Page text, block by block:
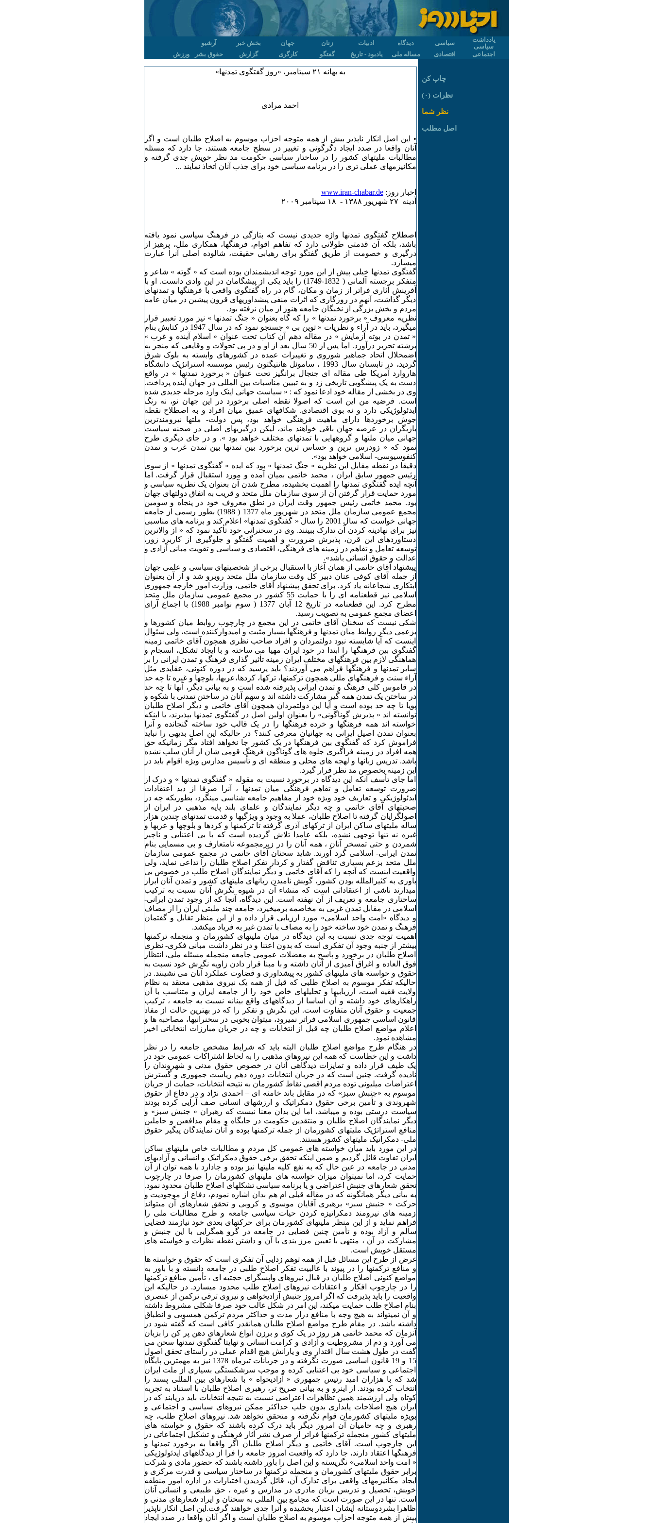
یادداشت
سیاسی
سیاسی دیدگاه ادبیات زنان جهان بخش خبر
آرشیو
اجتماعی
اقتصادی مساله ملی یادبود - تاریخ گفتگو کارگری گزارش حقوق بشر ورزش
به بهانه ۲۱ سپتامبر، «روز گفتگوی تمدنها»
احمد مرادی
• این اصل انکار ناپذیر بیش از همه متوجه احزاب موسوم به اصلاح طلبان است و اگر
آنان واقعا در صدد ایجاد دگرگونی و تغییر در سطح جامعه هستند، جا دارد که مسئله
مطالبات ملیتهای کشور را در ساختار سیاسی حکومت مد نظر خویش جدی گرفته و
مکانیزمهای عملی تری را در برنامه سیاسی خود برای جذب آنان اتخاذ نمایند ...
اخبار روز:www.iran-chabar.de
آدينه ۲۷ شهريور ۱٣٨٨ - ۱٨ سپتامبر ۲۰۰۹
اصطلاح گفتگوی تمدنها واژه جدیدی نیست که بتازگی در فرهنگ سیاسی نمود یافته
باشد، بلکه آن قدمتی طولانی دارد که تفاهم اقوام، فرهنگها، همکاری ملل، پرهیز از
درگیری و خصومت از طریق گفتگو برای رهیابی حقیقت، شالوده اصلی آنرا عبارت
میسازد.
گفتگوی تمدنها خیلی پیش از این مورد توجه اندیشمندان بوده است که « گوته » شاعر و
متفکر برجسته آلمانی ( 1832-1749) را باید یکی از پیشگامان در این وادی دانست. او با
آفرینش آثاری فراتر از زمان و مکان، گام در راه گفتگوی واقعی با فرهنگها و تمدنهای
دیگر گذاشت، آنهم در روزگاری که اثرات منفی پیشداوریهای قرون پیشین در میان عامه
مردم و بخش بزرگی از نخبگان جامعه هنوز از میان نرفته بود.
نظریه معروف « برخورد تمدنها » را که گاه بعنوان « جنگ تمدنها » نیز مورد تعبیر قرار
میگیرد، باید در آراء و نظریات « توین بی » جستجو نمود که در سال 1947 در کتابش بنام
« تمدن در بوته آزمایش » در مقاله دهم آن کتاب تحت عنوان « اسلام آینده و غرب »
برشته تحریر درآورد. اما پس از 50 سال بعد از او و در پی تحولات و وقایعی که منجر به
اضمحلال اتحاد جماهیر شوروی و تغییرات عمده در کشورهای وابسته به بلوک شرق
گردید، در تابستان سال 1993 ، ساموئل هانتیگتون رئیس موسسه استراتژیک دانشگاه
هاروارد آمریکا طی مقاله ای جنجال برانگیز تحت عنوان « برخورد تمدنها » در واقع
دست به یک پیشگویی تاریخی زد و به تبیین مناسبات بین المللی در جهان آینده پرداخت.
وی در بخشی از مقاله خود ادعا نمود که : « سیاست جهانی اینک وارد مرحله جدیدی شده
است. فرضیه من این است که اصولا نقطه اصلی برخورد در این جهان نو، نه رنگ
ایدئولوژیکی دارد و نه بوی اقتصادی. شکافهای عمیق میان افراد و به اصطلاح نقطه
جوش برخوردها دارای ماهیت فرهنگی خواهد بود، پس دولت- ملتها نیرومندترین
بازیگران در عرصه جهان باقی خواهند ماند، لیکن درگیریهای اصلی در صحنه سیاست
جهانی میان ملتها و گروههایی با تمدنهای مختلف خواهد بود ». و در جای دیگری طرح
نمود که « زودرس ترین و حساس ترین برخورد بین تمدنها بین تمدن غرب و تمدن
کنفوسیوسی- اسلامی خواهد بود».
دقیقا در نقطه مقابل این نظریه « جنگ تمدنها » بود که ایده « گفتگوی تمدنها » از سوی
رئیس جمهور سابق ایران ، محمد خاتمی بمیان آمده و مورد استقبال قرار گرفت. اما
آنچه ایده گفتگوی تمدنها را اهمیت بخشیده، مطرح شدن آن بعنوان یک نظریه سیاسی و
مورد حمایت قرار گرفتن آن از سوی سازمان ملل متحد و قریب به اتفاق دولتهای جهان
بود. محمد خاتمی رئیس جمهور وقت ایران در نطق معروف خود در پنجاه و سومین
مجمع عمومی سازمان ملل متحد در شهریور ماه 1377 ( 1988) بطور رسمی از جامعه
جهانی خواست که سال 2001 را سال « گفتگوی تمدنها» اعلام کند و برنامه های مناسبی
نیز برای نهادینه کردن آن تدارک ببینند. وی در سخنرانی خود تأکید نمود که « از والاترین
دستاوردهای این قرن، پذیرش ضرورت و اهمیت گفتگو و جلوگیری از کاربرد زور،
توسعه تعامل و تفاهم در زمینه های فرهنگی، اقتصادی و سیاسی و تقویت مبانی آزادی و
عدالت و حقوق انسانی باشد».
پیشنهاد آقای خاتمی از همان آغاز با استقبال برخی از شخصیتهای سیاسی و علمی جهان
از جمله آقای کوفی عنان دبیر کل وقت سازمان ملل متحد روبرو شد و از آن بعنوان
ابتکاری شجاعانه یاد کرد. برای تحقق پیشنهاد آقای خاتمی، وزارت امور خارجه جمهوری
اسلامی نیز قطعنامه ای را با حمایت 55 کشور در مجمع عمومی سازمان ملل متحد
مطرح کرد. این قطعنامه در تاریخ 12 آبان 1377 ( سوم نوامبر 1988) با اجماع آرای
اعضای مجمع عمومی به تصویب رسید.
شکی نیست که سخنان آقای خاتمی در این مجمع در چارچوب روابط میان کشورها و
بزعمی دیگر روابط میان تمدنها و فرهنگها بسیار مثبت و امیدوارکننده است، ولی سئوال
اینست که آیا شایسته نبود دولتمردان و افراد صاحب نظری همچون آقای خاتمی زمینه
گفتگوی بین فرهنگها را ابتدا در خود ایران مهیا می ساخته و با ایجاد تشکل، انسجام و
هماهنگی لازم بین فرهنگهای مختلف ایران زمینه تأثیر گذاری فرهنگ و تمدن ایرانی را بر
سایر تمدنها و فرهنگها فراهم می آوردند؟ باید پرسید که در دوره کنونی، عقایدی مثل
آراء سنت و فرهنگهای مللی همچون ترکمنها، ترکها، کردها،عربها، بلوچها و غیره تا چه حد
در قاموس کلی فرهنگ و تمدن ایرانی پذیرفته شده است و به بیانی دیگر، آنها تا چه حد
در ساختن یک تمدن همه گیر مشارکت داشته اند و سهم آنان در ساختن تمدنی با شکوه و
پویا تا چه حد بوده است و آیا این دولتمردان همچون آقای خاتمی و دیگر اصلاح طلبان
توانسته اند « پذیرش گوناگونی» را بعنوان اولین اصل در گفتگوی تمدنها بپذیرند، یا اینکه
خواسته اند همه فرهنگها و خرده فرهنگها را در یک قالب خود ساخته گنجانده و آنرا
بعنوان تمدن اصیل ایرانی به جهانیان معرفی کنند؟ در حالیکه این اصل بدیهی را نباید
فراموش کرد که گفتگوی بین فرهنگها در یک کشور جا نخواهد افتاد مگر زمانیکه حق
همه افراد در زمینه فراگیری جلوه های گوناگون فرهنگ قومی شان از آنان سلب نشده
باشد. تدریس زبانها و لهجه های محلی و منطقه ای و تأسیس مدارس ویژه اقوام باید در
این زمینه بخصوص مد نظر قرار گیرد.
اما جای تأسف آنکه این دیدگاه در برخورد نسبت به مقوله « گفتگوی تمدنها » و درک از
ضرورت توسعه تعامل و تفاهم فرهنگی میان تمدنها ، آنرا صرفا از دید اعتقادات
ایدئولوژیکی و تعاریف خود ویژه خود از مفاهیم جامعه شناسی مینگرد، بطوریکه چه در
صحبتهای آقای خاتمی و چه دیگر نمایندگان و علمای بلند پایه مذهبی در ایران از
اصولگرایان گرفته تا اصلاح طلبان، عملا به وجود و ویژگیها و قدمت تمدنهای چندین هزار
ساله ملیتهای ساکن ایران از ترکهای آذری گرفته تا ترکمنها و کردها و بلوچها و عربها و
غیره نه تنها توجهی نشده، بلکه عامدا تلاش گردیده است که با بی اعتنایی و ناچیز
شمردن و حتی تمسخر آنان ، همه آنان را در زیرمجموعه نامتعارف و بی مسمایی بنام
تمدن ایرانی- اسلامی گرد آورند. شاید سخنان آقای خاتمی در مجمع عمومی سازمان
ملل متحد بزعم بسیاری تناقض گفتار و کردار تفکر اصلاح طلبان را تداعی نماید، ولی
واقعیت اینست که آنچه را که آقای خاتمی و دیگر نمایندگان اصلاح طلب در خصوص بی
باوری به کثیرالملله بودن کشور، گویش نامیدن زبانهای ملیتهای کشور و تمدن آنان ابراز
میدارند ناشی از اعتقاداتی است که منشاء آن در شیوه نگرش آنان نسبت به ترکیب
ساختاری جامعه و تعریف از آن نهفته است. این دیدگاه، آنجا که از وجود تمدن ایرانی-
اسلامی در مقابل تمدن غربی به مخاصمه برمیخیزد، جامعه چند ملیتی ایران را از مصاف
و دیدگاه «امت واحد اسلامی» مورد ارزیابی قرار داده و از این منظر تقابل و گفتمان
فرهنگ و تمدن خود ساخته خود را به مصاف با تمدن غیر به فریاد میکشد.
اهمیت توجه جدی نسبت به این دیدگاه در میان ملیتهای کشورمان و منجمله ترکمنها
بیشتر از جنبه وجود آن تفکری است که بدون اعتنا و در نظر داشت مبانی فکری- نظری
اصلاح طلبان در برخورد و پاسخ به معضلات عمومی جامعه منجمله مسئله ملی، انتظار
فوق العاده و اغراق آمیزی از آنان داشته و با مبنا قرار دادن زاویه نگرش خود نسبت به
حقوق و خواسته های ملیتهای کشور به پیشداوری و قضاوت عملکرد آنان می نشینند. در
حالیکه تفکر موسوم به اصلاح طلبی که قبل از همه یک نیروی مذهبی معتقد به نظام
ولایت فقیه است، ارزیابیها و تحلیلهای خاص خود را از جامعه ایران و متناسب با آن
راهکارهای خود داشته و آن اساسا از دیدگاههای واقع بینانه نسبت به جامعه ، ترکیب
جمعیت و حقوق آنان متفاوت است. این نگرش و تفکر را که در بهترین حالت از مفاد
قانون اساسی جمهوری اسلامی فراتر نمیرود، میتوان بخوبی در سخنرانیها، مصاحبه ها و
اعلام مواضع اصلاح طلبان چه قبل از انتخابات و چه در جریان مبارزات انتخاباتی اخیر
مشاهده نمود.
در هنگام طرح مواضع اصلاح طلبان البته باید که شرایط مشخص جامعه را در نظر
داشت و این خطاست که همه این نیروهای مذهبی را به لحاظ اشتراکات عمومی خود در
یک طیف قرار داده و تمایزات دیدگاهی آنان در خصوص حقوق مدنی و شهروندان را
نادیده گرفت. چنین است که در جریان انتخابات دوره دهم ریاست جمهوری و گسترش
اعتراضات میلیونی توده مردم اقصی نقاط کشورمان به نتیجه انتخابات، حمایت از جریان
موسوم به «جنبش سبز» که در مقابل باند خامنه ای – احمدی نژاد و در دفاع از حقوق
شهروندی و تأمین برخی حقوق دمکراتیک و ارزشهای انسانی صف آرایی کرده بودند
سیاست درستی بوده و میباشد، اما این بدان معنا نیست که رهبران « جنبش سبز» و
دیگر نمایندگان اصلاح طلبان و منتقدین حکومت در جایگاه و مقام مدافعین و حاملین
منافع استراتژیک ملیتهای کشورمان از جمله ترکمنها بوده و آنان نمایندگان پیگیر حقوق
ملی- دمکراتیک ملیتهای کشور هستند.
در این مورد باید میان خواسته های عمومی کل مردم و مطالبات خاص ملیتهای ساکن
ایران تفاوت قائل گردیم و ضمن اینکه تحقق برخی حقوق دمکراتیک و انسانی و آزادیهای
مدنی در جامعه در عین حال که به نفع کلیه ملیتها نیز بوده و جادارد با همه توان از آن
حمایت کرد، اما نمیتوان میزان خواسته های ملیتهای کشورمان را صرفا در چارچوب
تحقق شعارهای جنبش اعتراضی و یا برنامه سیاسی تشکلهای اصلاح طلبان محدود نمود.
به بیانی دیگر همانگونه که در مقاله قبلی ام هم بدان اشاره نمودم، دفاع از موجودیت و
حرکت « جنبش سبز» برهبری آقایان موسوی و کروبی و تحقق شعارهای آن میتواند
زمینه های نیرومند دمکراتیزه کردن حیات سیاسی جامعه و طرح مطالبات ملی را
فراهم نماید و از این منظر ملیتهای کشورمان برای حرکتهای بعدی خود نیازمند فضایی
سالم و آزاد بوده و تأمین چنین فضایی در جامعه در گرو همگرایی با این جنبش و
مشارکت در آن ، منتهی با تعیین مرز بندی با آن و داشتن نقطه نظرات و خواسته های
مستقل خویش است.
غرض از طرح این مسائل قبل از همه توهم زدایی آن تفکری است که حقوق و خواسته ها
و منافع ترکمنها را در پیوند با غالبیت تفکر اصلاح طلبی در جامعه دانسته و با باور به
مواضع کنونی اصلاح طلبان در قبال نیروهای واپسگرای حجتیه ای ، تأمین منافع ترکمنها
را در چارچوب افکار و اعتقادات نیروهای اصلاح طلب محدود میسازد. در حالیکه این
واقعیت را باید پذیرفت که اگر امروز جنبش آزادیخواهی و نیروی ترقی ترکمن از عنصری
بنام اصلاح طلب حمایت میکند، این امر در شکل غالب خود صرفا شکلی مشروط داشته
و آن نمیتواند به هیچ وجه با منافع دراز مدت و حداکثر مردم ترکمن همسویی و انطباق
داشته باشد. در مقام طرح مواضع اصلاح طلبان همانقدر کافی است که گفته شود در
آنزمان که محمد خاتمی هر روز در یک کوی و برزن انواع شعارهای دهن پر کن را بزبان
می آورد و دم از مشروطیت و آزادی و کرامت انسانی و نهایتا گفتگوی تمدنها سخن می
گفت در طول هشت سال اقتدار وی و یارانش هیچ اقدام عملی در راستای تحقق اصول
15 و 19 قانون اساسی صورت نگرفته و در جریانات تیرماه 1378 نیز به مهمترین پایگاه
اجتماعی و سیاسی خود بی اعتنایی کرده و موجب سرشکستگی بسیاری از ملت ایران
شد که با هزاران امید رئیس جمهوری « آزادیخواه » با شعارهای بین المللی پسند را
انتخاب کرده بودند. از اینرو و به بیانی صریح تر، رهبری اصلاح طلبان با استناد به تجربه
کوتاه ولی ارزشمند همین تظاهرات اعتراضی نسبت به نتیجه انتخابات باید دریابند که در
ایران هیچ اصلاحات پایداری بدون جلب حداکثر ممکن نیروهای سیاسی و اجتماعی و
بویژه ملیتهای کشورمان قوام نگرفته و متحقق نخواهد شد. نیروهای اصلاح طلب، چه
رهبری و چه حامیان آن امروز دیگر باید درک کرده باشند که حقوق و خواسته های
ملیتهای کشور منجمله ترکمنها فراتر از صرف نشر آثار فرهنگی و تشکیل اجتماعاتی در
این چارچوب است. آقای خاتمی و دیگر اصلاح طلبان اگر واقعا به برخورد تمدنها و
فرهنگها اعتقاد دارند، جا دارد که واقعیت امروز جامعه را فرا از دیدگاههای ایدئولوژیکی
« امت واحد اسلامی» نگریسته و این اصل را باور داشته باشند که حضور مادی و شرکت
برابر حقوق ملیتهای کشورمان و منجمله ترکمنها در ساختار سیاسی و قدرت مرکزی و
ایجاد مکانیزمهای واقعی برای تدارک آن، قائل گردیدن اختیارات در اداره امور منطقه
خویش، تحصیل و تدریس بزبان مادری در مدارس و غیره ، حق طبیعی و انسانی آنان
است. تنها در این صورت است که مجامع بین المللی به سخنان و ایراد شعارهای مدنی و
ظاهرا بشردوستانه ایشان اعتبار بخشیده و آنرا جدی خواهند گرفت.این اصل انکار ناپذیر
بیش از همه متوجه احزاب موسوم به اصلاح طلبان است و اگر آنان واقعا در صدد ایجاد
چاپ کن
نظرات (۰)
نظر شما
اصل مطلب